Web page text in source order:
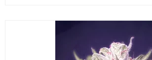
notations